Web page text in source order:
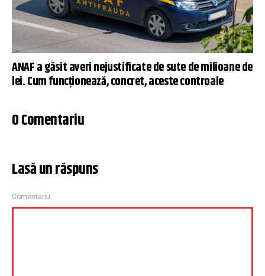
ANAF a găsit averi nejustificate de sute de milioane de
lei. Cum funcționează, concret, aceste controale
0 Comentariu
Lasă un răspuns
Comentariu